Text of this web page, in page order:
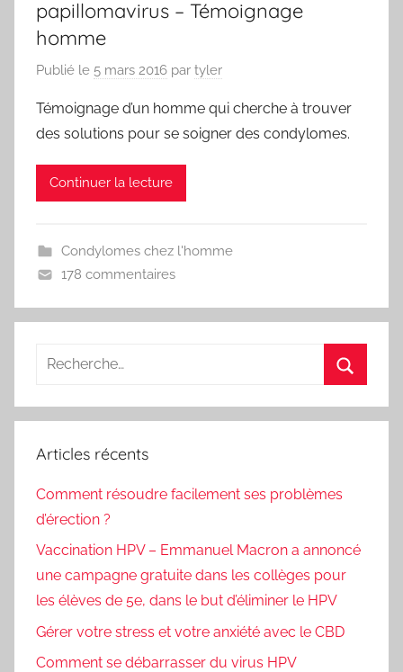
papillomavirus – Témoignage
homme
Publié le 5 mars 2016 par tyler
Témoignage d’un homme qui cherche à trouver
des solutions pour se soigner des condylomes.
Continuer la lecture
Condylomes chez l'homme
178 commentaires
Recherche
:
Articles récents
Comment résoudre facilement ses problèmes
d’érection ?
Vaccination HPV – Emmanuel Macron a annoncé
une campagne gratuite dans les collèges pour
les élèves de 5e, dans le but d’éliminer le HPV
Gérer votre stress et votre anxiété avec le CBD
Comment se débarrasser du virus HPV